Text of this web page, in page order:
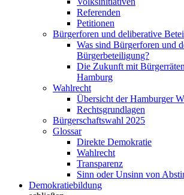
Referenden
Petitionen
Bürgerforen und deliberative
Was sind Bürgerforen und
Bürgerbeteiligung?
Die Zukunft mit
Hamburg
Wahlrecht
Übersicht der Hamburger
Rechtsgrundlagen
Bürgerschaftswahl 2025
Glossar
Direkte Demokratie
Wahlrecht
Transparenz
Sinn oder Unsinn von
Demokratiebildung